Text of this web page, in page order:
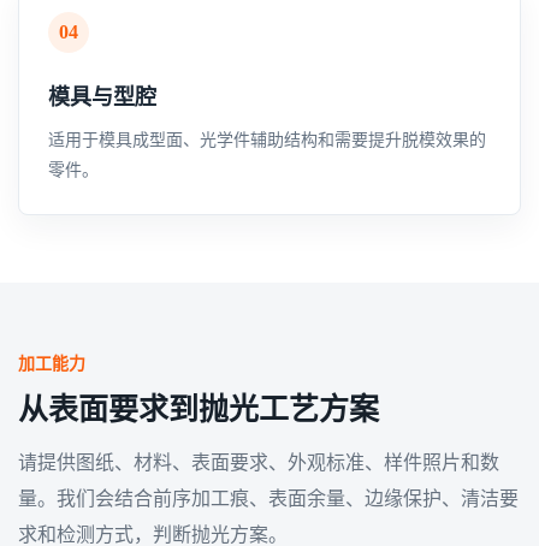
04
模具与型腔
适用于模具成型面、光学件辅助结构和需要提升脱模效果的
零件。
加工能力
从表面要求到抛光工艺方案
请提供图纸、材料、表面要求、外观标准、样件照片和数
量。我们会结合前序加工痕、表面余量、边缘保护、清洁要
求和检测方式，判断抛光方案。